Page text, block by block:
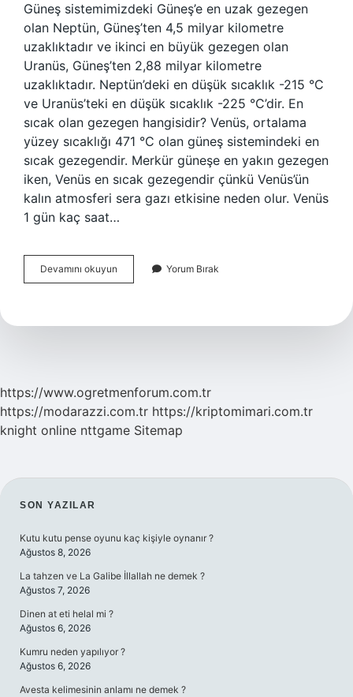
Güneş sistemimizdeki Güneş’e en uzak gezegen
olan Neptün, Güneş’ten 4,5 milyar kilometre
uzaklıktadır ve ikinci en büyük gezegen olan
Uranüs, Güneş’ten 2,88 milyar kilometre
uzaklıktadır. Neptün’deki en düşük sıcaklık -215 °C
ve Uranüs’teki en düşük sıcaklık -225 °C’dir. En
sıcak olan gezegen hangisidir? Venüs, ortalama
yüzey sıcaklığı 471 °C olan güneş sistemindeki en
sıcak gezegendir. Merkür güneşe en yakın gezegen
iken, Venüs en sıcak gezegendir çünkü Venüs’ün
kalın atmosferi sera gazı etkisine neden olur. Venüs
1 gün kaç saat…
Devamını okuyun
Sıcak
Yorum Bırak
https://www.ogretmenforum.com.tr
https://modarazzi.com.tr https://kriptomimari.com.tr
knight online nttgame Sitemap
SIDEBAR
SON YAZILAR
Kutu kutu pense oyunu kaç kişiyle oynanır ?
Ağustos 8, 2026
La tahzen ve La Galibe İllallah ne demek ?
Ağustos 7, 2026
Dinen at eti helal mi ?
Ağustos 6, 2026
Kumru neden yapılıyor ?
Ağustos 6, 2026
Avesta kelimesinin anlamı ne demek ?